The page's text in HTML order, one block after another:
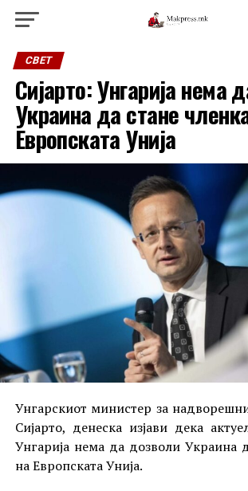
СВЕТ
Сијарто: Унгарија нема
Украина да стане
Европската Унија
Унгарскиот министер за
Сијарто, денеска изјави дека
Унгарија нема да дозволи Украина
на Европската Унија.